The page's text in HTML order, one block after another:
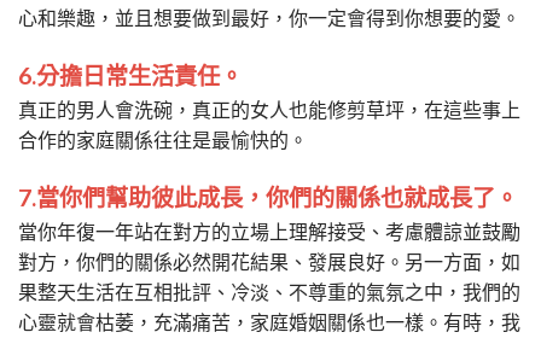
心和樂趣，並且想要做到最好，你一定會得到你想要的愛。
6.分擔日常生活責任。
真正的男人會洗碗，真正的女人也能修剪草坪，在這些事上
合作的家庭關係往往是最愉快的。
7.當你們幫助彼此成長，你們的關係也就成長了。
當你年復一年站在對方的立場上理解接受、考慮體諒並鼓勵
對方，你們的關係必然開花結果、發展良好。另一方面，如
果整天生活在互相批評、冷淡、不尊重的氣氛之中，我們的
心靈就會枯萎，充滿痛苦，家庭婚姻關係也一樣。有時，我